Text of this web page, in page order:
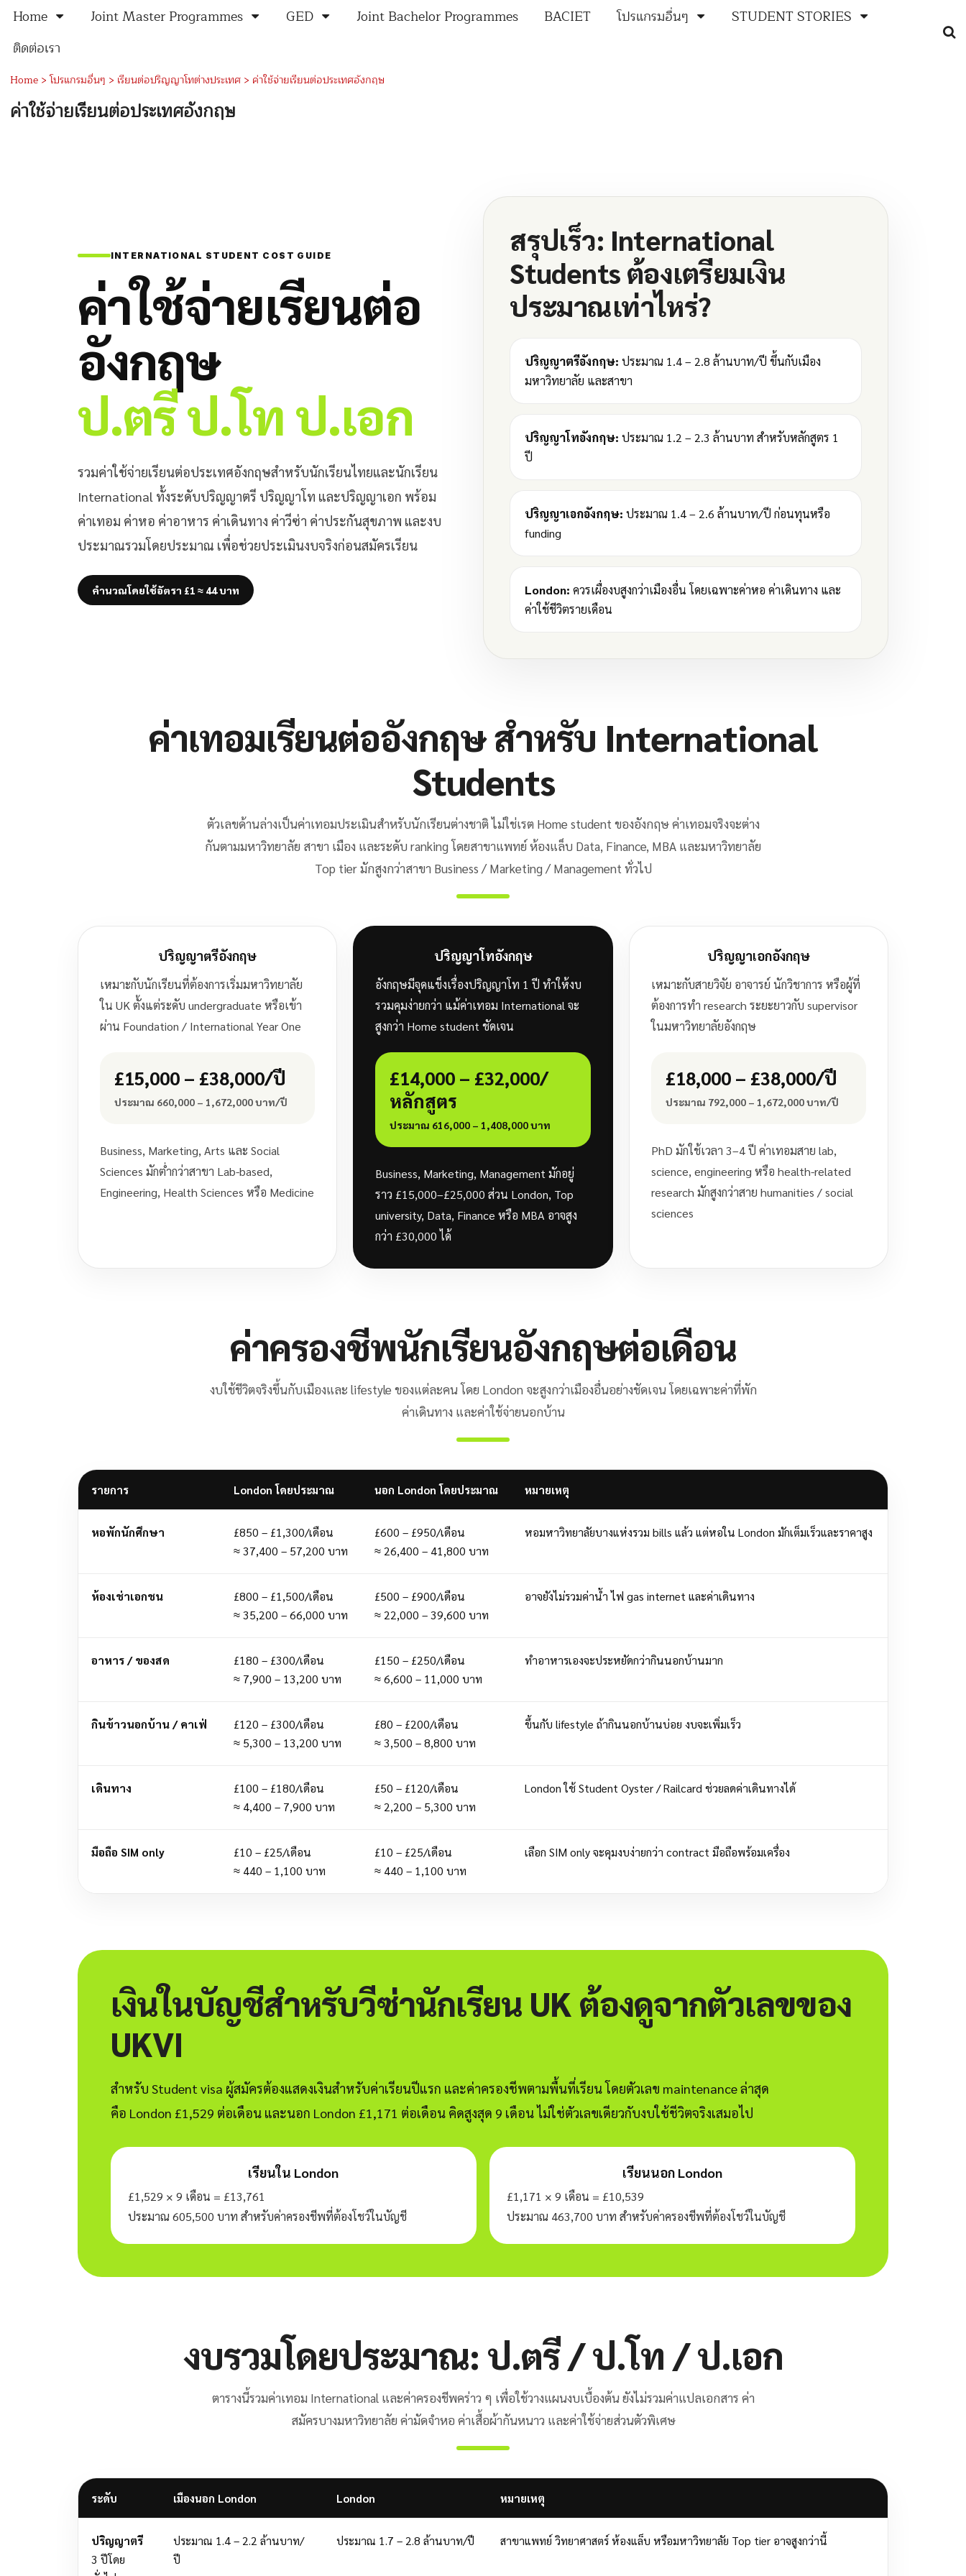
Home Joint Master Programmes GED Joint Bachelor Programmes BACIET โปรแกรมอื่นๆ
STUDENT STORIES
ติดต่อเรา
Home> โปรแกรมอื่นๆ > เรียนต่อปริญญาโทต่างประเทศ> ค่าใช้จ่ายเรียนต่อประเทศอังกฤษ
ค่าใช้จ่ายเรียนต่อประเทศอังกฤษ
INTERNATIONAL STUDENT COST GUIDE
ค่าใช้จ่ายเรียนต่อ
อังกฤษ
ป.ตรี ป.โท ป.เอก
รวมค่าใช้จ่ายเรียนต่อประเทศอังกฤษสำหรับนักเรียนไทยและนักเรียน
International ทั้งระดับปริญญาตรี ปริญญาโท และปริญญาเอก พร้อม
ค่าเทอม ค่าหอ ค่าอาหาร ค่าเดินทาง ค่าวีซ่า ค่าประกันสุขภาพ และงบ
ประมาณรวมโดยประมาณ เพื่อช่วยประเมินงบจริงก่อนสมัครเรียน
คำนวณโดยใช้อัตรา £1 ≈ 44 บาท
สรุปเร็ว: International
Students ต้องเตรียมเงิน
ประมาณเท่าไหร่?
ปริญญาตรีอังกฤษ: ประมาณ 1.4 – 2.8 ล้านบาท/ปี ขึ้นกับเมือง
มหาวิทยาลัย และสาขา
ปริญญาโทอังกฤษ: ประมาณ 1.2 – 2.3 ล้านบาท สำหรับหลักสูตร 1
ปี
ปริญญาเอกอังกฤษ: ประมาณ 1.4 – 2.6 ล้านบาท/ปี ก่อนทุนหรือ
funding
London: ควรเผื่องบสูงกว่าเมืองอื่น โดยเฉพาะค่าหอ ค่าเดินทาง และ
ค่าใช้ชีวิตรายเดือน
ค่าเทอมเรียนต่ออังกฤษ สำหรับ International
Students
ตัวเลขด้านล่างเป็นค่าเทอมประเมินสำหรับนักเรียนต่างชาติ ไม่ใช่เรต Home student ของอังกฤษ ค่าเทอมจริงจะต่าง
กันตามมหาวิทยาลัย สาขา เมือง และระดับ ranking โดยสาขาแพทย์ ห้องแล็บ Data, Finance, MBA และมหาวิทยาลัย
Top tier มักสูงกว่าสาขา Business / Marketing / Management ทั่วไป
ปริญญาตรีอังกฤษ
เหมาะกับนักเรียนที่ต้องการเริ่มมหาวิทยาลัย
ใน UK ตั้งแต่ระดับ undergraduate หรือเข้า
ผ่าน Foundation / International Year One
£15,000 – £38,000/ปี
ประมาณ 660,000 – 1,672,000 บาท/ปี
Business, Marketing, Arts และ Social
Sciences มักต่ำกว่าสาขา Lab-based,
Engineering, Health Sciences หรือ Medicine
ปริญญาโทอังกฤษ
อังกฤษมีจุดแข็งเรื่องปริญญาโท 1 ปี ทำให้งบ
รวมคุมง่ายกว่า แม้ค่าเทอม International จะ
สูงกว่า Home student ชัดเจน
£14,000 – £32,000/
หลักสูตร
ประมาณ 616,000 – 1,408,000 บาท
Business, Marketing, Management มักอยู่
ราว £15,000–£25,000 ส่วน London, Top
university, Data, Finance หรือ MBA อาจสูง
กว่า £30,000 ได้
ปริญญาเอกอังกฤษ
เหมาะกับสายวิจัย อาจารย์ นักวิชาการ หรือผู้ที่
ต้องการทำ research ระยะยาวกับ supervisor
ในมหาวิทยาลัยอังกฤษ
£18,000 – £38,000/ปี
ประมาณ 792,000 – 1,672,000 บาท/ปี
PhD มักใช้เวลา 3–4 ปี ค่าเทอมสาย lab,
science, engineering หรือ health-related
research มักสูงกว่าสาย humanities / social
sciences
ค่าครองชีพนักเรียนอังกฤษต่อเดือน
งบใช้ชีวิตจริงขึ้นกับเมืองและ lifestyle ของแต่ละคน โดย London จะสูงกว่าเมืองอื่นอย่างชัดเจน โดยเฉพาะค่าที่พัก
ค่าเดินทาง และค่าใช้จ่ายนอกบ้าน
รายการ London โดยประมาณ นอก London โดยประมาณ หมายเหตุ
หอพักนักศึกษา
£850 – £1,300/เดือน
≈ 37,400 – 57,200 บาท
£600 – £950/เดือน
≈ 26,400 – 41,800 บาท
หอมหาวิทยาลัยบางแห่งรวม bills แล้ว แต่หอใน London มักเต็มเร็วและราคาสูง
ห้องเช่าเอกชน
£800 – £1,500/เดือน
≈ 35,200 – 66,000 บาท
£500 – £900/เดือน
≈ 22,000 – 39,600 บาท
อาจยังไม่รวมค่าน้ำ ไฟ gas internet และค่าเดินทาง
อาหาร / ของสด
£180 – £300/เดือน
≈ 7,900 – 13,200 บาท
£150 – £250/เดือน
≈ 6,600 – 11,000 บาท
ทำอาหารเองจะประหยัดกว่ากินนอกบ้านมาก
กินข้าวนอกบ้าน / คาเฟ่
£120 – £300/เดือน
≈ 5,300 – 13,200 บาท
£80 – £200/เดือน
≈ 3,500 – 8,800 บาท
ขึ้นกับ lifestyle ถ้ากินนอกบ้านบ่อย งบจะเพิ่มเร็ว
เดินทาง
£100 – £180/เดือน
≈ 4,400 – 7,900 บาท
£50 – £120/เดือน
≈ 2,200 – 5,300 บาท
London ใช้ Student Oyster / Railcard ช่วยลดค่าเดินทางได้
มือถือ SIM only
£10 – £25/เดือน
≈ 440 – 1,100 บาท
£10 – £25/เดือน
≈ 440 – 1,100 บาท
เลือก SIM only จะคุมงบง่ายกว่า contract มือถือพร้อมเครื่อง
เงินในบัญชีสำหรับวีซ่านักเรียน UK ต้องดูจากตัวเลขของ
UKVI
สำหรับ Student visa ผู้สมัครต้องแสดงเงินสำหรับค่าเรียนปีแรก และค่าครองชีพตามพื้นที่เรียน โดยตัวเลข maintenance ล่าสุด
คือ London £1,529 ต่อเดือน และนอก London £1,171 ต่อเดือน คิดสูงสุด 9 เดือน ไม่ใช่ตัวเลขเดียวกับงบใช้ชีวิตจริงเสมอไป
เรียนใน London
£1,529 × 9 เดือน = £13,761
ประมาณ 605,500 บาท สำหรับค่าครองชีพที่ต้องโชว์ในบัญชี
เรียนนอก London
£1,171 × 9 เดือน = £10,539
ประมาณ 463,700 บาท สำหรับค่าครองชีพที่ต้องโชว์ในบัญชี
งบรวมโดยประมาณ: ป.ตรี / ป.โท / ป.เอก
ตารางนี้รวมค่าเทอม International และค่าครองชีพคร่าว ๆ เพื่อใช้วางแผนงบเบื้องต้น ยังไม่รวมค่าแปลเอกสาร ค่า
สมัครบางมหาวิทยาลัย ค่ามัดจำหอ ค่าเสื้อผ้ากันหนาว และค่าใช้จ่ายส่วนตัวพิเศษ
ระดับ เมืองนอก London London หมายเหตุ
ปริญญาตรี
3 ปีโดย
ประมาณ 1.4 – 2.2 ล้านบาท/
ปี
ประมาณ 1.7 – 2.8 ล้านบาท/ปี สาขาแพทย์ วิทยาศาสตร์ ห้องแล็บ หรือมหาวิทยาลัย Top tier อาจสูงกว่านี้